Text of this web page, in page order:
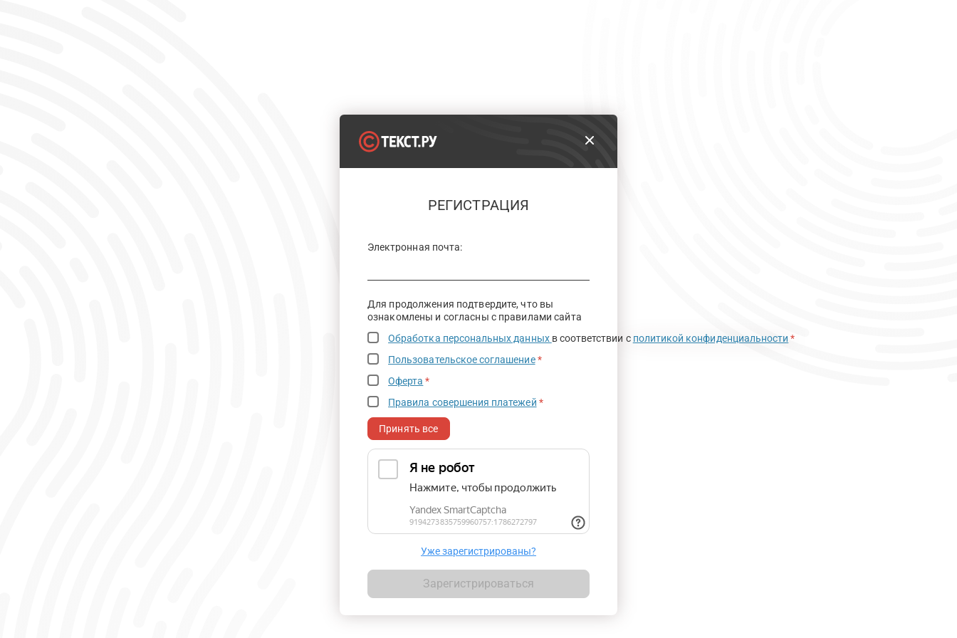
РЕГИСТРАЦИЯ
Электронная почта:
Для продолжения подтвердите, что вы
ознакомлены и согласны с правилами сайта
Обработка персональных данных в соответствии с политикой конфиденциальности *
Пользовательское соглашение *
Оферта *
Правила совершения платежей *
Принять все
Уже зарегистрированы?
Зарегистрироваться